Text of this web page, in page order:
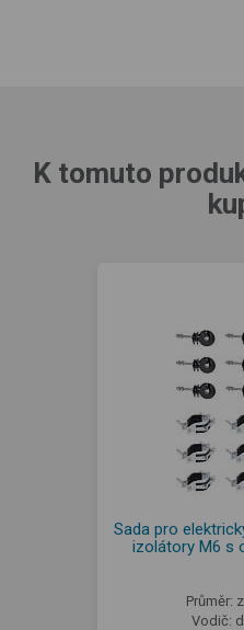
K tomuto
Sada pro
izolátory M6 s
Průměr:
Vodič: